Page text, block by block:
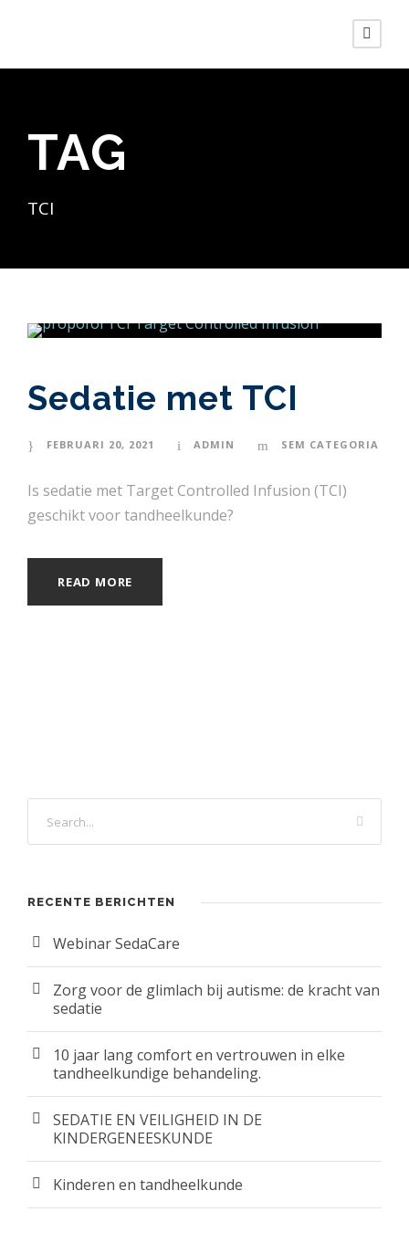
TAG
TCI
Sedatie met TCI
FEBRUARI 20, 2021 ADMIN SEM CATEGORIA
Is sedatie met Target Controlled Infusion (TCI)
geschikt voor tandheelkunde?
READ MORE
RECENTE BERICHTEN
Webinar SedaCare
Zorg voor de glimlach bij autisme: de kracht van
sedatie
10 jaar lang comfort en vertrouwen in elke
tandheelkundige behandeling.
SEDATIE EN VEILIGHEID IN DE
KINDERGENEESKUNDE
Kinderen en tandheelkunde